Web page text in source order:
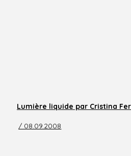
Lumière liquide par Cristina
/ 08.09.2008